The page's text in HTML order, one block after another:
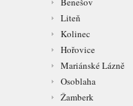
Liteň
Kolinec
Hořovice
Mariánské Lázně
Osoblaha
Žamberk